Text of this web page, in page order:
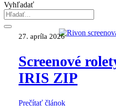
Vyhľadať
27. apríla 2026
Screenové
IRIS ZIP
Prečítať článok